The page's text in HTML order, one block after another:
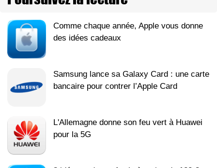
Comme chaque année, Apple vous donne
des idées cadeaux
Samsung lance sa Galaxy Card : une carte
bancaire pour contrer l’Apple Card
L'Allemagne donne son feu vert à Huawei
pour la 5G